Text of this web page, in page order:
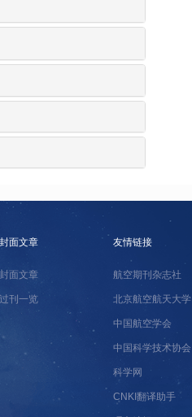
封面文章
封面文章
过刊一览
友情链接
航空期刊杂志社
北京航空航天大学
中国航空学会
中国科学技术协会
科学网
CNKI翻译助手